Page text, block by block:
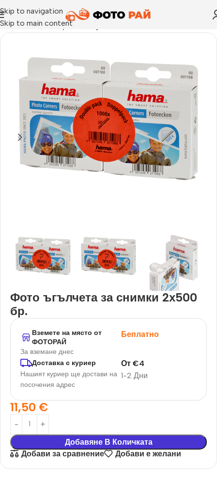
Skip to navigation
Skip to main content
Начало›Аксесоари за албуми
Фото ъгълчета за снимки 2х500
бр.
Вземете на място от
ФОТОРАЙ
За вземане днес
Беплатно
Доставка с куриер
Нашият куриер ще достави на
посочения адрес
1-2 Дни
От€4
11,50 €
Добавяне В Количката
Добави за сравнение
Добави е желани